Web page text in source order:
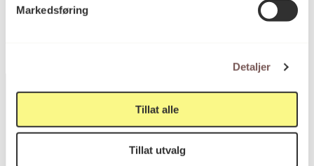
Markedsføring
Detaljer
Tillat alle
Tillat utvalg
Postadresse